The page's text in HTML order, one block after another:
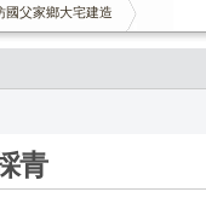
國父家鄉大宅建造
青